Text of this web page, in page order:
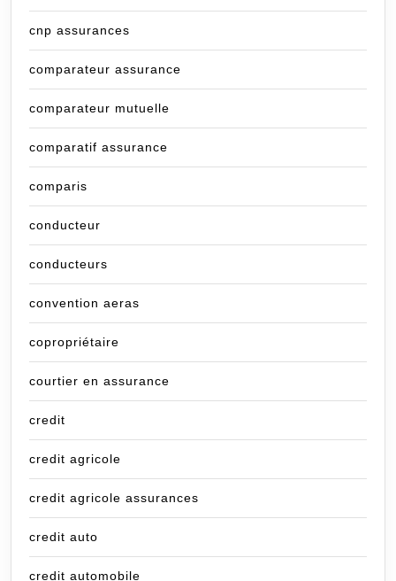
cnp assurances
comparateur assurance
comparateur mutuelle
comparatif assurance
comparis
conducteur
conducteurs
convention aeras
copropriétaire
courtier en assurance
credit
credit agricole
credit agricole assurances
credit auto
credit automobile